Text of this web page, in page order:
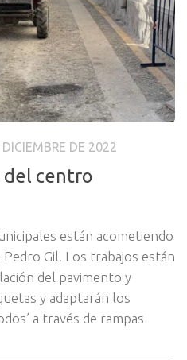
DE 2022
del centro
están acometiendo
Gil. Los trabajos están
del pavimento y
y adaptarán los
a través de rampas